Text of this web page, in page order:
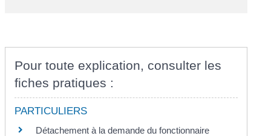
Pour toute explication, consulter les
fiches pratiques :
PARTICULIERS
Détachement à la demande du fonctionnaire